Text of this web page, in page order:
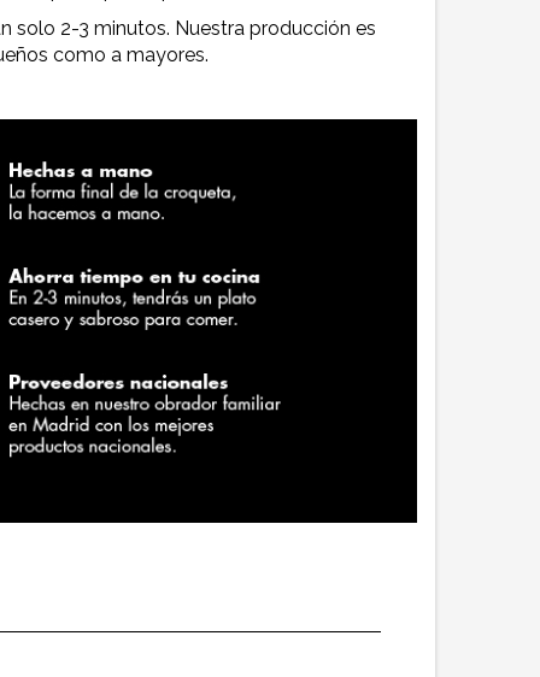
solo 2-3 minutos. Nuestra producción es
como a mayores.